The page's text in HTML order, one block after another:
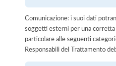
Comunicazione: i suoi dati
soggetti esterni per una
particolare alle seguenti
Responsabili del Trattamento